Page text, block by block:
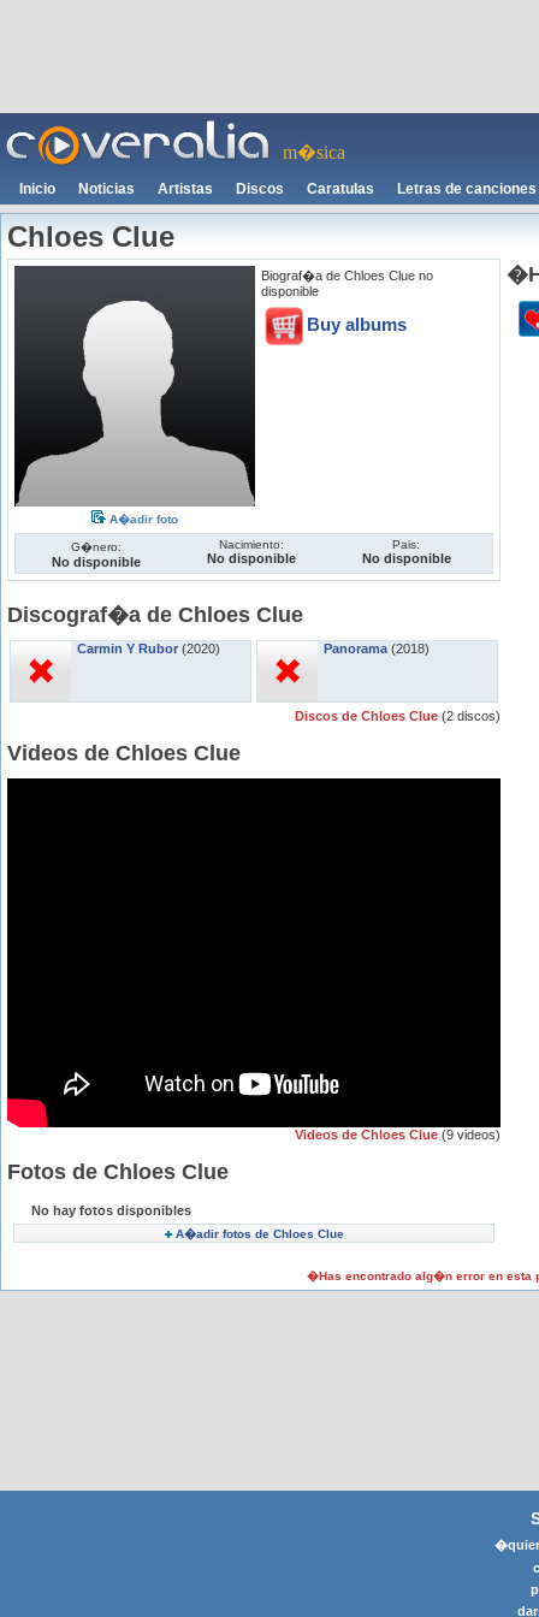
m�sica
Inicio Noticias Artistas Discos Caratulas Letras de canciones
Chloes Clue
A�adir foto
Biograf�a de Chloes Clue no
disponible
Buy albums
G�nero:
No disponible
Nacimiento:
No disponible
Pais:
No disponible
Discograf�a de Chloes Clue
Carmin Y Rubor (2020) Panorama (2018)
Discos de Chloes Clue (2 discos)
Videos de Chloes Clue
Videos de Chloes Clue (9 videos)
Fotos de Chloes Clue
No hay fotos disponibles
A�adir fotos de Chloes Clue
�Has encontrado alg�n error en esta